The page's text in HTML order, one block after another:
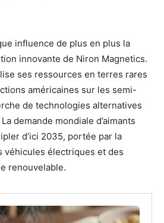
influence de plus en plus la
innovante de Niron Magnetics.
ses ressources en terres rares
américaines sur les semi-
de technologies alternatives
demande mondiale d’aimants
d’ici 2035, portée par la
véhicules électriques et des
renouvelable.